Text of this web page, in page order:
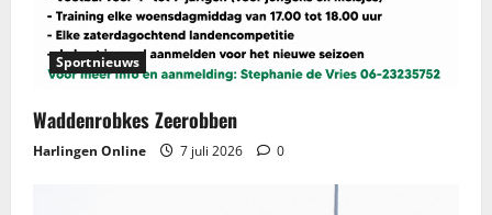
Sportnieuws
Waddenrobkes Zeerobben
Harlingen Online 7 juli 2026 0